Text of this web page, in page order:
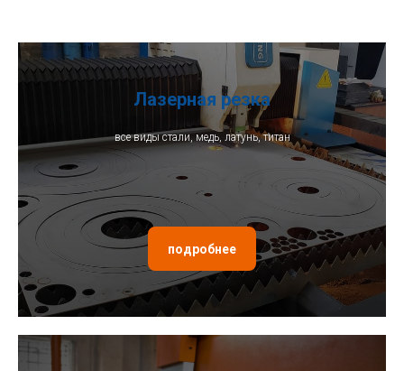
Лазерная резка
все виды стали, медь, латунь, титан
подробнее